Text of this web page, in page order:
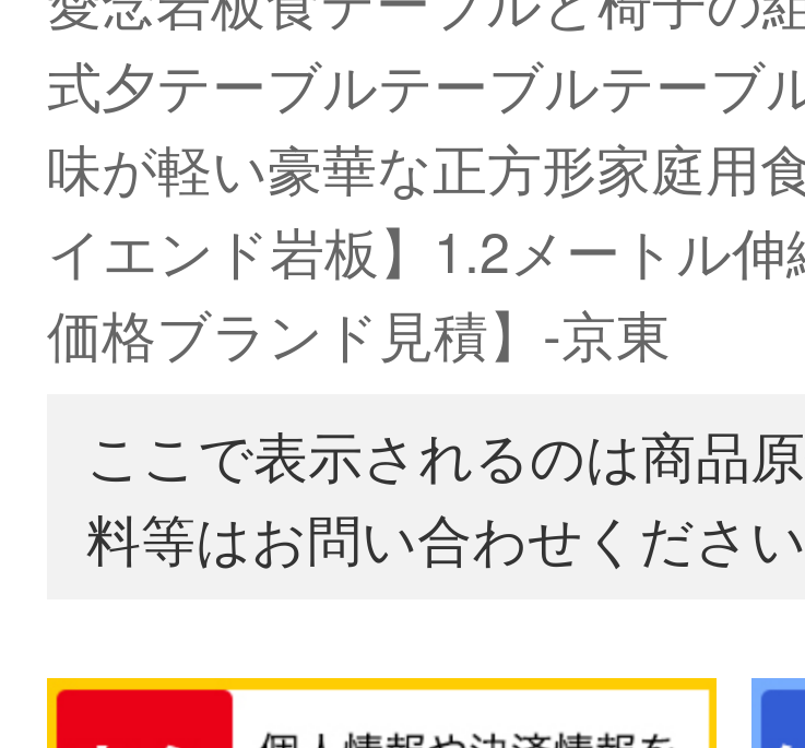
式夕テーブルテーブルテーブ
味が軽い豪華な正方形家庭用
イエンド岩板】1.2メートル
価格ブランド見積】-京東
ここで表示されるのは商品
料等はお問い合わせください